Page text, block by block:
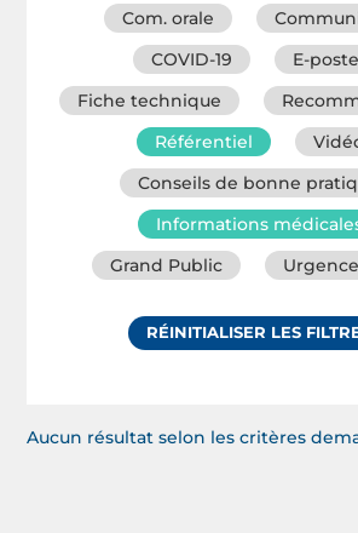
Com. orale
COVID-19
E-
Fiche technique
Référentiel
Conseils de bonne
Informations
Grand Public
RÉINITIALISER LES
Aucun résultat selon les critères